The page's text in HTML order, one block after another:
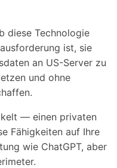
diese Technologie
ist, sie
an US-Server zu
und ohne
— einen privaten
Fähigkeiten auf Ihre
wie ChatGPT, aber